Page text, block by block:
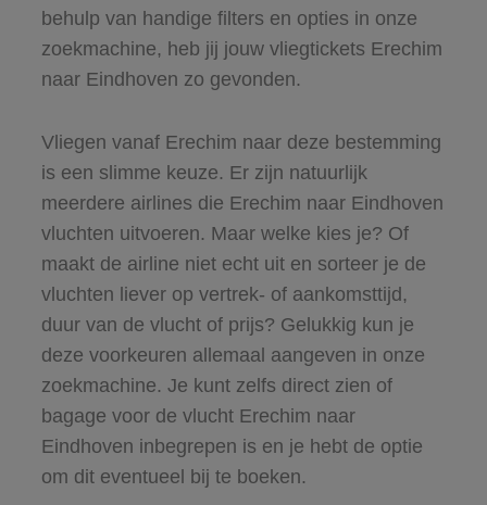
behulp van handige filters en opties in onze
zoekmachine, heb jij jouw vliegtickets Erechim
naar Eindhoven zo gevonden.
Vliegen vanaf Erechim naar deze bestemming
is een slimme keuze. Er zijn natuurlijk
meerdere airlines die Erechim naar Eindhoven
vluchten uitvoeren. Maar welke kies je? Of
maakt de airline niet echt uit en sorteer je de
vluchten liever op vertrek- of aankomsttijd,
duur van de vlucht of prijs? Gelukkig kun je
deze voorkeuren allemaal aangeven in onze
zoekmachine. Je kunt zelfs direct zien of
bagage voor de vlucht Erechim naar
Eindhoven inbegrepen is en je hebt de optie
om dit eventueel bij te boeken.